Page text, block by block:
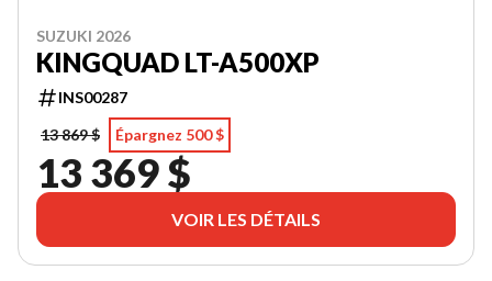
SUZUKI 2026
KINGQUAD LT-A500XP
INS00287
13 869 $
Épargnez 500 $
13 369 $
VOIR LES DÉTAILS